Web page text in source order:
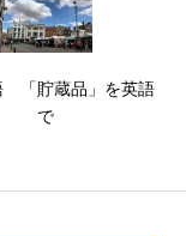
「貯蔵品」を英語
で